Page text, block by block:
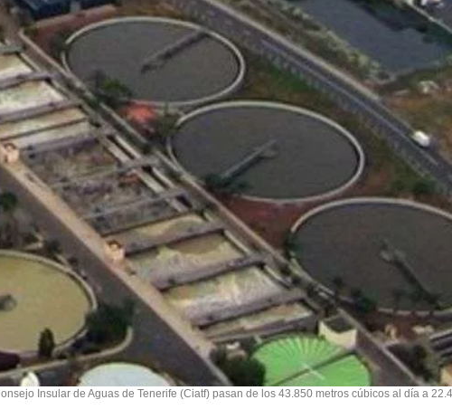
Insular de Aguas de Tenerife (Ciatf) pasan de los 43.850 metros cúbicos al día a